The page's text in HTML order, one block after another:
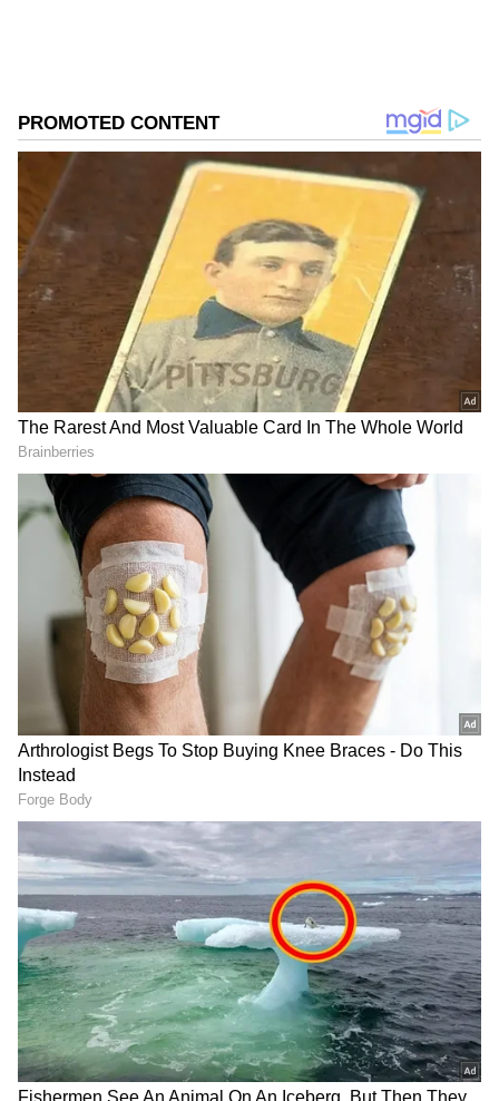
DOWNLOAD APP
ಕರ್ನಾಟಕ, ಭಾರತ (India News
) ಮತ್ತು ಜಗತ್ತಿನ
ಕ್ಷಣಕ್ಷಣದ ಕನ್ನಡ ಸುದ್ದಿ (
Kannada News
ಅಪ್ಡೇಟ್‌ಗಳಿಗಾಗಿ ಏಷ್ಯಾನೆಟ್ ಸುವರ್ಣ ನ್ಯೂಸ್‌ ಫಾಲೋ
ಮಾಡಿ. ಬ್ರೇಕಿಂಗ್ ಸುದ್ದಿ (
Latest Kannada News
ವಿಶೇಷ ವರದಿಗಳು ಮತ್ತು ನೇರ ಪ್ರಸಾರಗಳೊಂದಿಗೆ
(
kannada news live
) ಸಂಪೂರ್ಣ ಮಾಹಿತಿ ಒಂದೇ
ಕ್ಲಿಕ್‌ನಲ್ಲಿ ಲಭ್ಯ. ಏಷ್ಯಾನೆಟ್ ಸುವರ್ಣ ನ್ಯೂಸ್ ಅಧಿಕೃತ
ಆ್ಯಪ್ ಡೌನ್‌ಲೋಡ್ ಮಾಡಿ ಹಾಗು ಎಲ್ಲಾ ಅಪ್‌ಡೇಟ್
ಗಳನ್ನು ಪಡೆಯಿರಿ